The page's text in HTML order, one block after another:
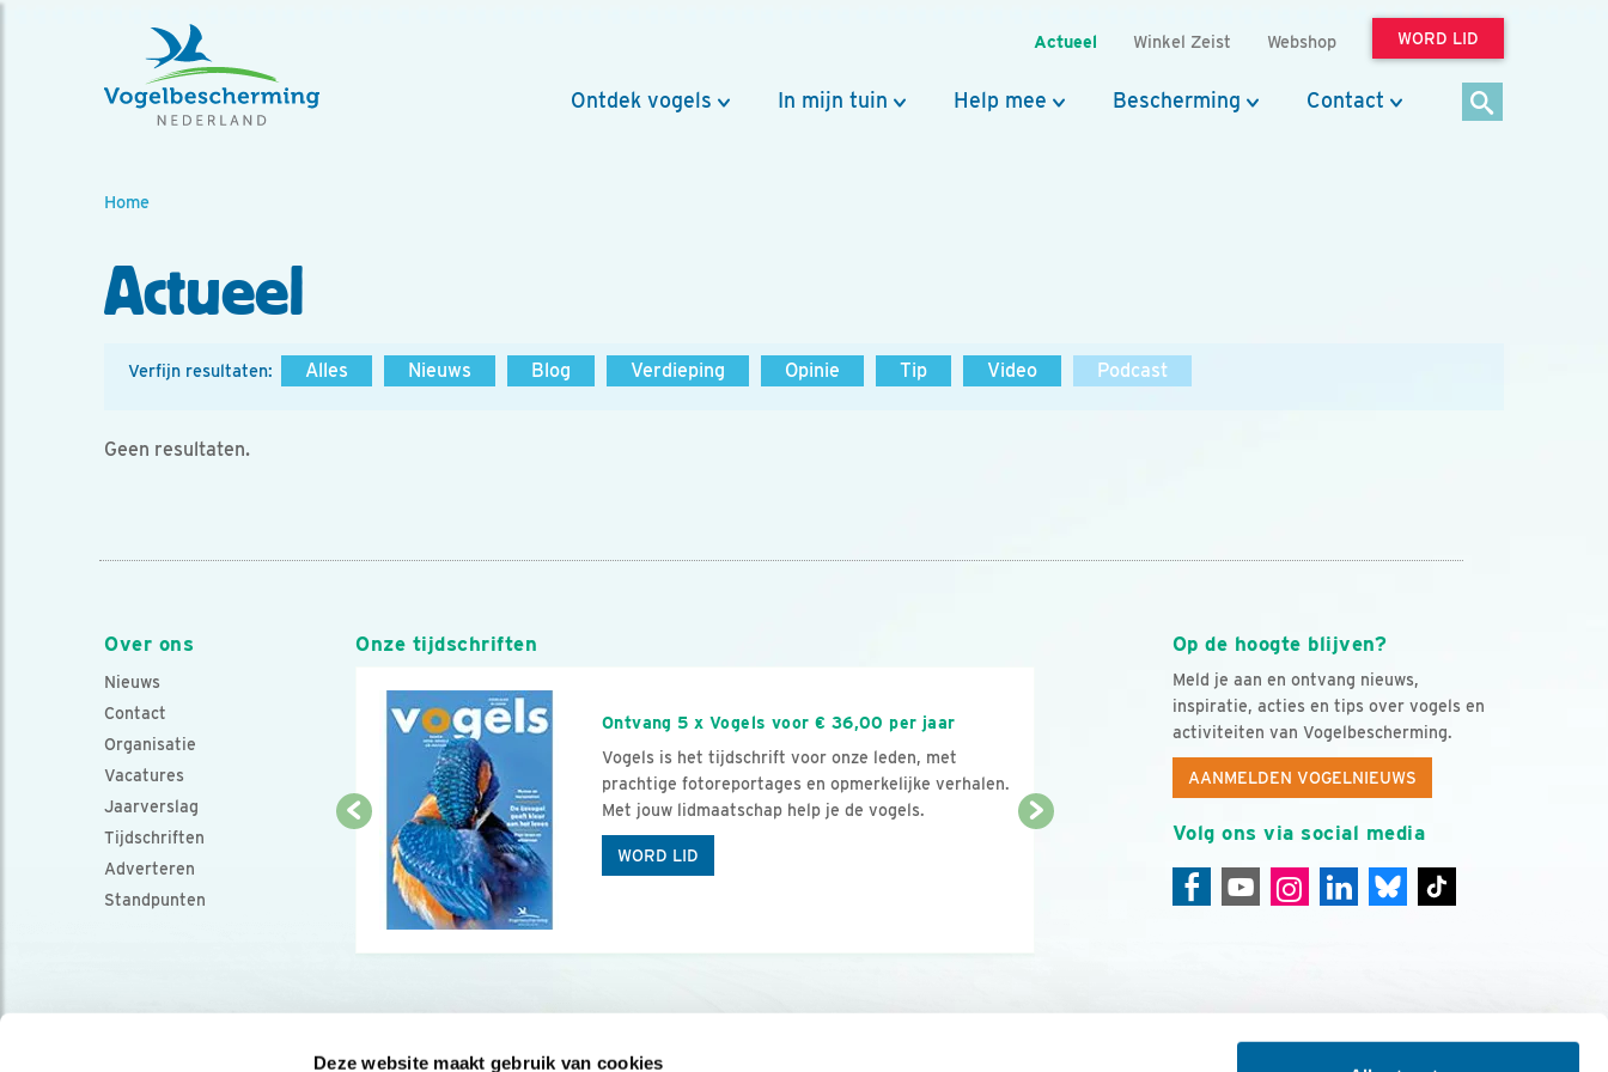
Deze website maakt gebruik van cookies
Actueel Winkel Zeist Webshop WORD LID
Ontdek vogels In mijn tuin Help mee Bescherming Contact
Home
Actueel
Verfijn resultaten: Alles Nieuws Blog Verdieping Opinie Tip Video Podcast
Geen resultaten.
Over ons
Nieuws
Contact
Organisatie
Vacatures
Jaarverslag
Tijdschriften
Adverteren
Standpunten
Op de hoogte blijven?
Meld je aan en ontvang nieuws,
inspiratie, acties en tips over vogels en
activiteiten van Vogelbescherming.
AANMELDEN VOGELNIEUWS
Volg ons via social media
Onze tijdschriften
Ontvang 5 x Vogels voor € 36,00 per jaar
Vogels is het tijdschrift voor onze leden, met
prachtige fotoreportages en opmerkelijke verhalen.
Met jouw lidmaatschap help je de vogels.
WORD LID